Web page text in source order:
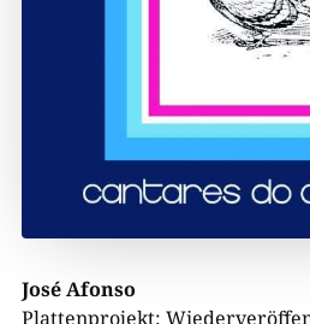
José Afonso
Plattenprojekt: